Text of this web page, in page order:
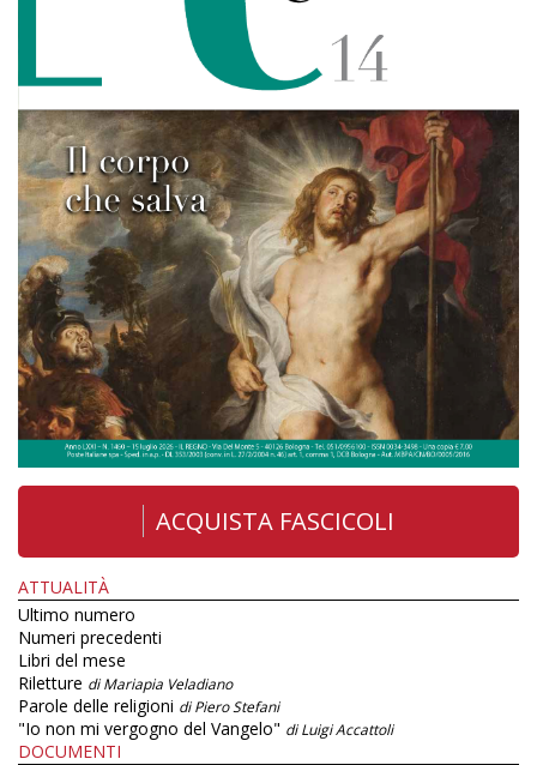
ACQUISTA FASCICOLI
ATTUALITÀ
Ultimo numero
Numeri precedenti
Libri del mese
Riletture di Mariapia Veladiano
Parole delle religioni di Piero Stefani
"Io non mi vergogno del Vangelo" di Luigi Accattoli
DOCUMENTI